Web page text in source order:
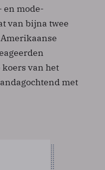
en mode-
van bijna twee
koers van het
met